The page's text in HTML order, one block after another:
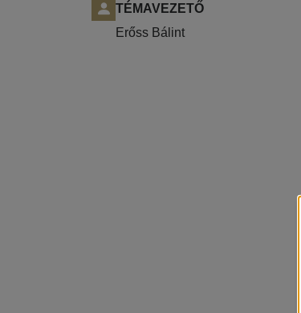
TÉMAVEZETŐ
Erőss Bálint